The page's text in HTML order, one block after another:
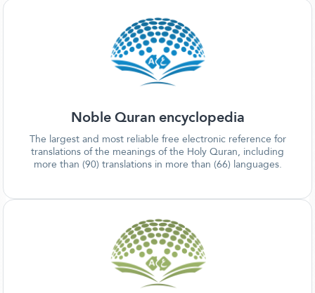
Noble Quran encyclopedia
The largest and most reliable free electronic reference for
translations of the meanings of the Holy Quran, including
more than (90) translations in more than (66) languages.